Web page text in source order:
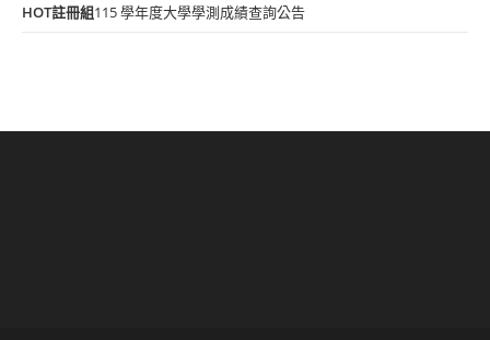
HOT註冊組115 學年度大學學測成績查詢公告